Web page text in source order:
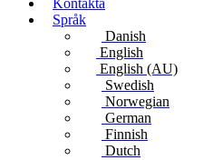
Kontakta
Språk
Danish
English
English (AU)
Swedish
Norwegian
German
Finnish
Dutch